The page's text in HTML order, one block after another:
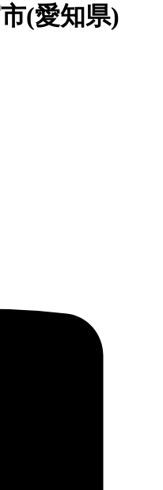
(愛知県)